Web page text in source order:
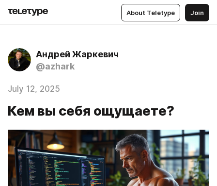
About Teletype Join
Андрей Жаркевич
@azhark
July 12, 2025
Кем вы себя ощущаете?